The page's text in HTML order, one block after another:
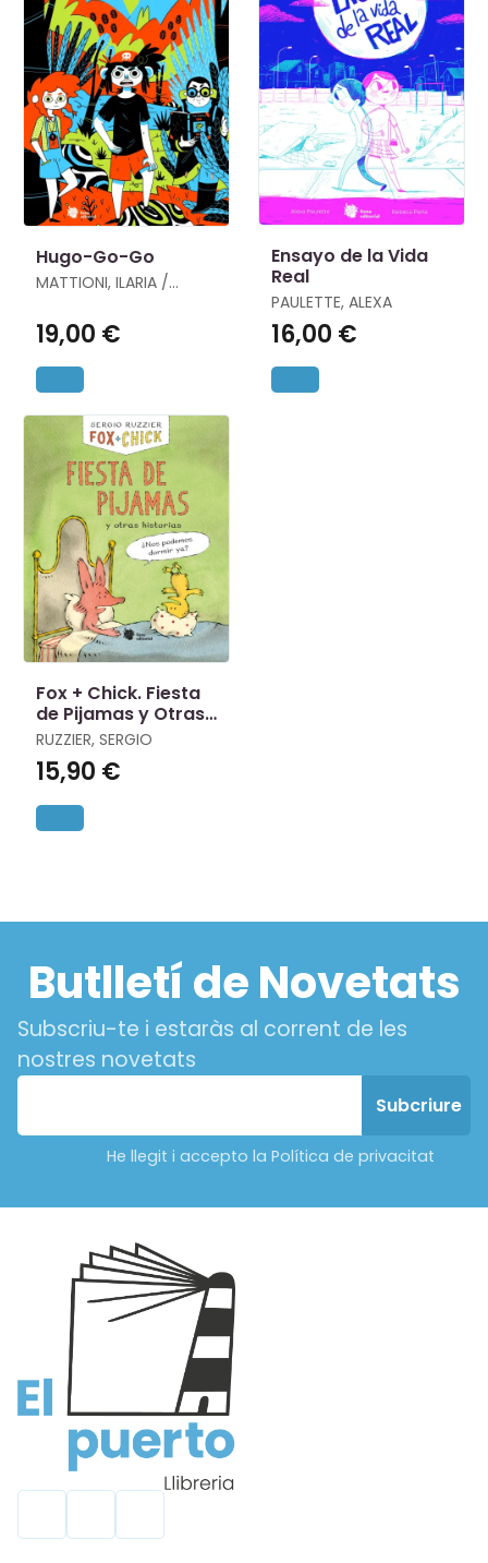
Hugo-Go-Go
MATTIONI, ILARIA /
19,00 €
Ensayo de la Vida
Real
PAULETTE, ALEXA
16,00 €
Fox + Chick. Fiesta
de Pijamas y Otras
Historias
RUZZIER, SERGIO
15,90 €
Butlletí de Novetats
Subscriu-te i estaràs al corrent de les
nostres novetats
He llegit i accepto la Política de privacitat